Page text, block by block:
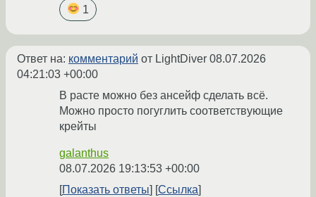
1
Ответ на: комментарий от LightDiver 08.07.2026
04:21:03 +00:00
В расте можно без ансейф сделать всё.
Можно просто погуглить соответствующие
крейты
galanthus
08.07.2026 19:13:53 +00:00
Показать ответы
Ссылка